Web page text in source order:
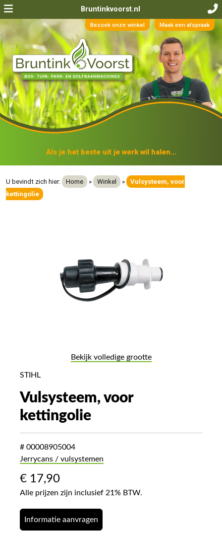
Bruntinkvoorst.nl
Bezoek onze winkel Maak een afspraak
Als je het beste uit je werk wil halen...
U bevindt zich hier: Home » Winkel »
Vulsysteem, voor
kettingolie
Bekijk volledige grootte
STIHL
Vulsysteem, voor
kettingolie
# 00008905004
Jerrycans / vulsystemen
€ 17,90
Alle prijzen zijn inclusief 21% BTW.
Informatie aanvragen